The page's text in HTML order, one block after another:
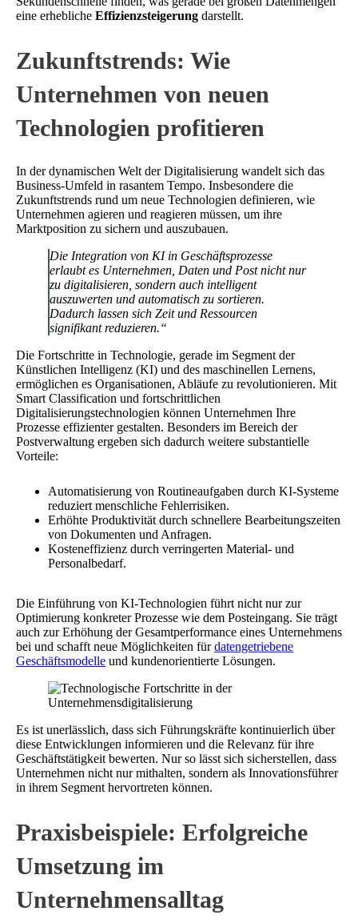
eine erhebliche Effizienzsteigerung darstellt.
Zukunftstrends: Wie
Unternehmen von neuen
Technologien profitieren
In der dynamischen Welt der Digitalisierung wandelt sich das
Business-Umfeld in rasantem Tempo. Insbesondere die
Zukunftstrends rund um neue Technologien definieren, wie
Unternehmen agieren und reagieren müssen, um ihre
Marktposition zu sichern und auszubauen.
Die Integration von KI in Geschäftsprozesse
erlaubt es Unternehmen, Daten und Post nicht nur
zu digitalisieren, sondern auch intelligent
auszuwerten und automatisch zu sortieren.
Dadurch lassen sich Zeit und Ressourcen
signifikant reduzieren.“
Die Fortschritte in Technologie, gerade im Segment der
Künstlichen Intelligenz (KI) und des maschinellen Lernens,
ermöglichen es Organisationen, Abläufe zu revolutionieren. Mit
Smart Classification und fortschrittlichen
Digitalisierungstechnologien können Unternehmen Ihre
Prozesse effizienter gestalten. Besonders im Bereich der
Postverwaltung ergeben sich dadurch weitere substantielle
Vorteile:
Automatisierung von Routineaufgaben durch KI-Systeme
reduziert menschliche Fehlerrisiken.
Erhöhte Produktivität durch schnellere Bearbeitungszeiten
von Dokumenten und Anfragen.
Kosteneffizienz durch verringerten Material- und
Personalbedarf.
Die Einführung von KI-Technologien führt nicht nur zur
Optimierung konkreter Prozesse wie dem Posteingang. Sie trägt
auch zur Erhöhung der Gesamtperformance eines Unternehmens
bei und schafft neue Möglichkeiten fürdatengetriebene
Geschäftsmodelle und kundenorientierte Lösungen.
Es ist unerlässlich, dass sich Führungskräfte kontinuierlich über
diese Entwicklungen informieren und die Relevanz für ihre
Geschäftstätigkeit bewerten. Nur so lässt sich sicherstellen, dass
Unternehmen nicht nur mithalten, sondern als Innovationsführer
in ihrem Segment hervortreten können.
Praxisbeispiele: Erfolgreiche
Umsetzung im
Unternehmensalltag